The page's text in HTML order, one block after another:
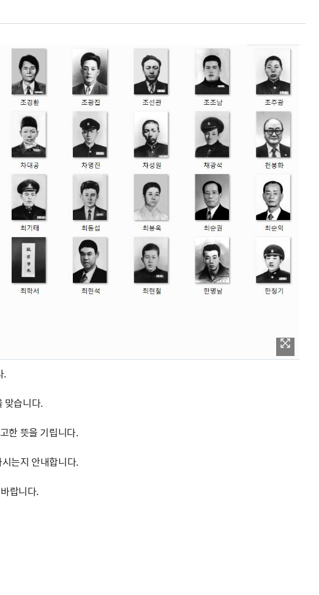
.
맞습니다.
한 뜻을 기립니다.
는지 안내합니다.
랍니다.